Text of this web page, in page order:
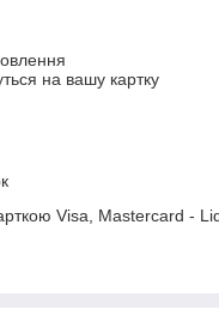
на вашу картку
Visa, Mastercard -